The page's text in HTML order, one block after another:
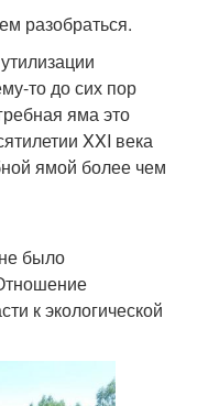
разобраться.
то до сих пор
яма это
XXI века
ямой более чем
было
к экологической